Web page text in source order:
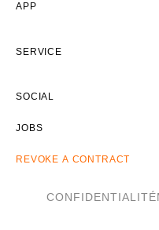
APP
SERVICE
SOCIAL
JOBS
REVOKE A CONTRACT
CONFIDENTIALITÉ